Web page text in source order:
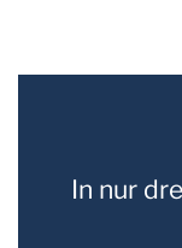
In nur